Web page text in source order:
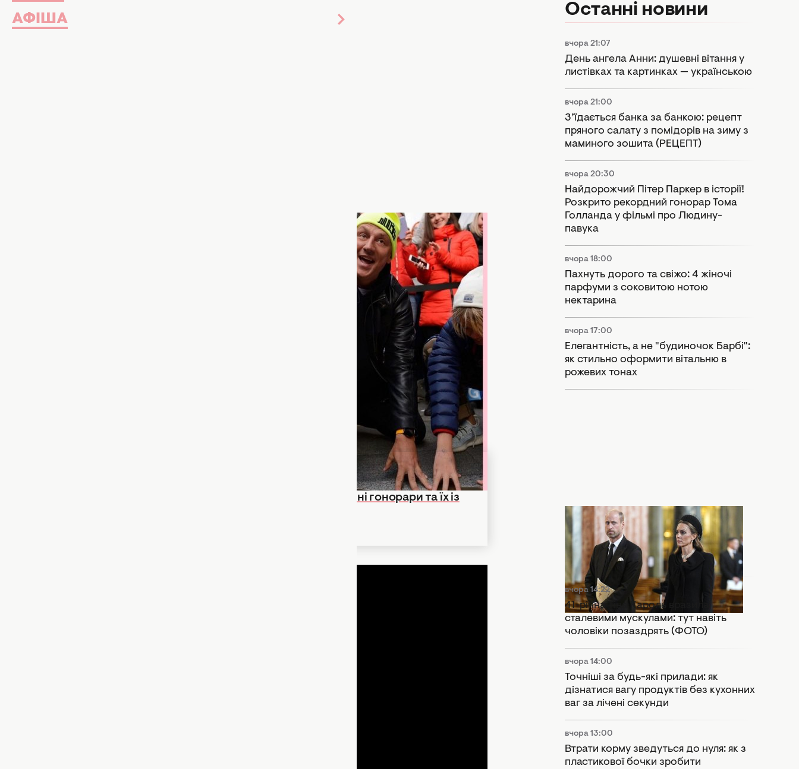
АФІША
Таблички Потапа і Каменських зняли з "Алеї зірок". Фото: gullivercenter.com
Імена артистів-утікачів нарешті прибрали з почесної "Алеї зірок" в
оголосили про
, більше не можна буде побачити на "Алеї зірок" біля київського
ТЦ "Гулівер". Раніше їхні іменні таблички були частиною цієї локації, де увічнені
"ТаблоID", зірки артистів зникли з алеї. Замість них на плитці
залишилися лише сліди від демонтажу — заглиблення, де раніше були
100 тисяч євро за виступ: Потап розкрив космічні гонорари та їх із
Останні новини
вчора 21:07
День ангела Анни: душевні вітання у
листівках та картинках — українською
вчора 21:00
З’їдається банка за банкою: рецепт
пряного салату з помідорів на зиму з
маминого зошита (РЕЦЕПТ)
вчора 20:30
Найдорожчий Пітер Паркер в історії!
Розкрито рекордний гонорар Тома
Голланда у фільмі про Людину-
павука
вчора 18:00
Пахнуть дорого та свіжо: 4 жіночі
парфуми з соковитою нотою
нектарина
вчора 17:00
Елегантність, а не "будиночок Барбі":
як стильно оформити вітальню в
рожевих тонах
вчора 15:55
Розкол у монархії: Кейт Міддлтон і
принц Вільям потрапили в гучний
скандал
вчора 14:22
41-річна Тіна Кароль вразила
сталевими мускулами: тут навіть
чоловіки позаздрять (ФОТО)
вчора 14:00
Точніші за будь-які прилади: як
дізнатися вагу продуктів без кухонних
ваг за лічені секунди
вчора 13:00
Втрати корму зведуться до нуля: як з
пластикової бочки зробити